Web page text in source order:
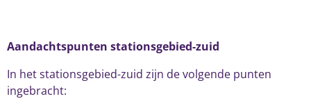
Aandachtspunten stationsgebied-zuid
In het stationsgebied-zuid zijn de volgende punten
ingebracht: